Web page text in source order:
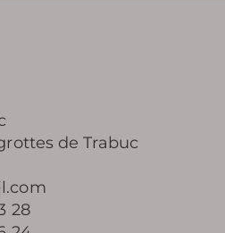
Y
DE LA CUEVA
de Trabuc
28